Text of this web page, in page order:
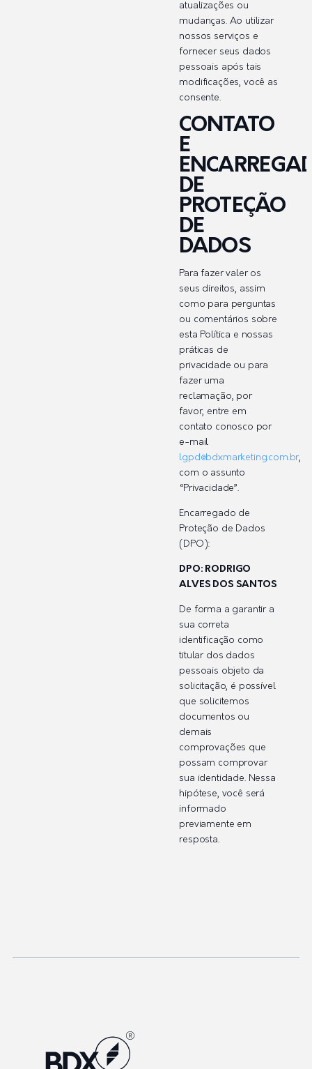
atualizações ou
mudanças. Ao utilizar
nossos serviços e
fornecer seus dados
pessoais após tais
modificações, você as
consente.
CONTATO
E
DE
PROTEÇÃO
DE
DADOS
Para fazer valer os
seus direitos, assim
como para perguntas
ou comentários sobre
esta Política e nossas
práticas de
privacidade ou para
fazer uma
reclamação, por
favor, entre em
contato conosco por
e-mail
lgpd@bdxmarketing.com.br,
com o assunto
“Privacidade”.
Encarregado de
Proteção de Dados
(DPO):
DPO: RODRIGO
ALVES DOS SANTOS
De forma a garantir a
sua correta
identificação como
titular dos dados
pessoais objeto da
solicitação, é possível
que solicitemos
documentos ou
demais
comprovações que
possam comprovar
sua identidade. Nessa
hipótese, você será
informado
previamente em
resposta.